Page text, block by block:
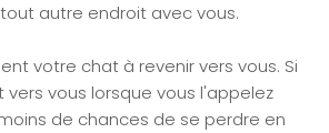
autre endroit avec vous.
votre chat à revenir vers vous. Si
vous lorsque vous l'appelez
de chances de se perdre en